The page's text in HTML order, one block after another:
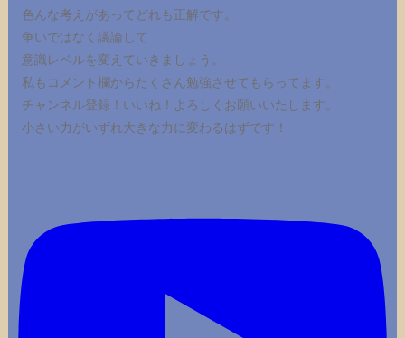
色んな考えがあってどれも正解です。
争いではなく議論して
意識レベルを変えていきましょう。
私もコメント欄からたくさん勉強させてもらってます。
チャンネル登録！いいね！よろしくお願いいたします。
小さい力がいずれ大きな力に変わるはずです！